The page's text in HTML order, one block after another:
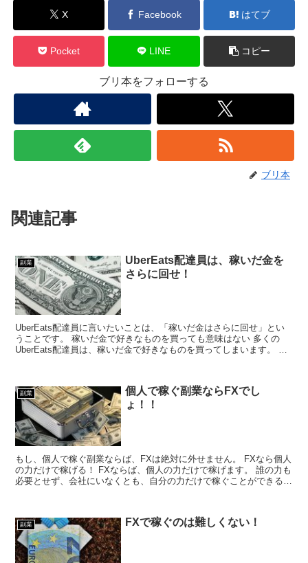
X Facebook はてブ
Pocket LINE コピー
ブリ本をフォローする
ブリ本
関連記事
副業
UberEats配達員は、稼いだ金を
さらに回せ！
UberEats配達員に言いたいことは、「稼いだ金はさらに回せ」とい
うことです。 稼いだ金で好きなものを買っても意味はない 多くの
UberEats配達員は、稼いだ金で好きなものを買ってしまいます。 そ
副業
個人で稼ぐ副業ならFXでし
ょ！！
もし、個人で稼ぐ副業ならば、FXは絶対に外せません。 FXなら個人
の力だけで稼げる！ FXならば、個人の力だけで稼げます。 誰の力も
必要とせず、会社にいなくとも、自分の力だけで稼ぐことができるの
副業 FXで稼ぐのは難しくない！